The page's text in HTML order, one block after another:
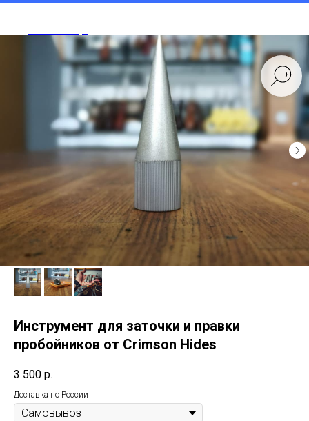
Инструмент для заточки и правки
пробойников от Crimson Hides
3 500 р.
Доставка по России